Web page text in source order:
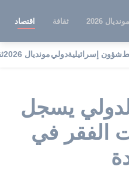
مونديال 2026 ثقافة اقتصاد
شؤون إسرائيليةدوليمونديال 2026
يسجل
الفقر في